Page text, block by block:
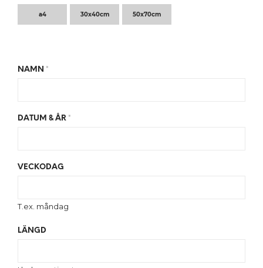
a4 30x40cm 50x70cm
NAMN *
DATUM & ÅR *
VECKODAG
T.ex. måndag
LÄNGD